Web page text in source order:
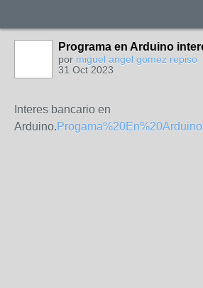
Programa en Arduino
por miguel angel gomez repiso
31 Oct 2023
Interes bancario en
Arduino.